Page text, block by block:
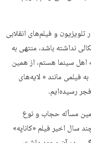
و فیلم‌های انقلابی
نداشته باشد، منتهی به
سینما هستم، از همین
مانند « لایه‌های
رسیده‌ایم.
مسأله حجاب و نوع
سال اخیر فیلم «کاناپه»